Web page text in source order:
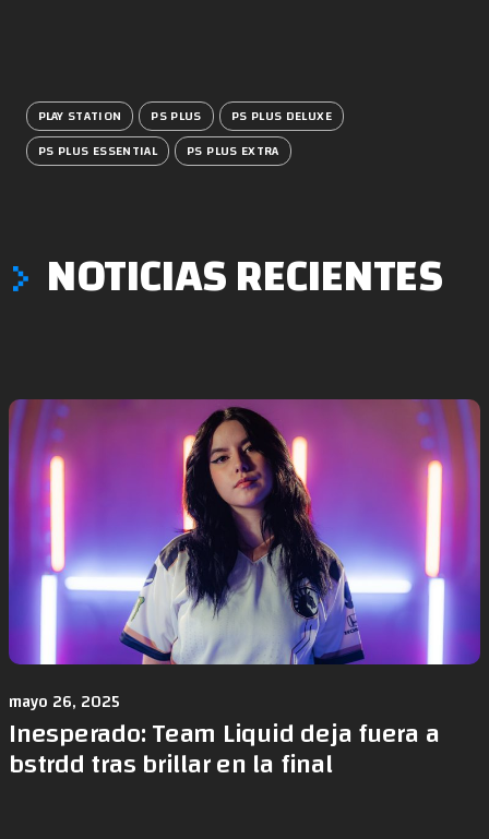
PLAY STATION PS PLUS
PS PLUS DELUXE
PS PLUS ESSENTIAL
PS PLUS EXTRA
NOTICIAS RECIENTES
mayo 26, 2025
Inesperado: Team Liquid deja fuera a
bstrdd tras brillar en la final